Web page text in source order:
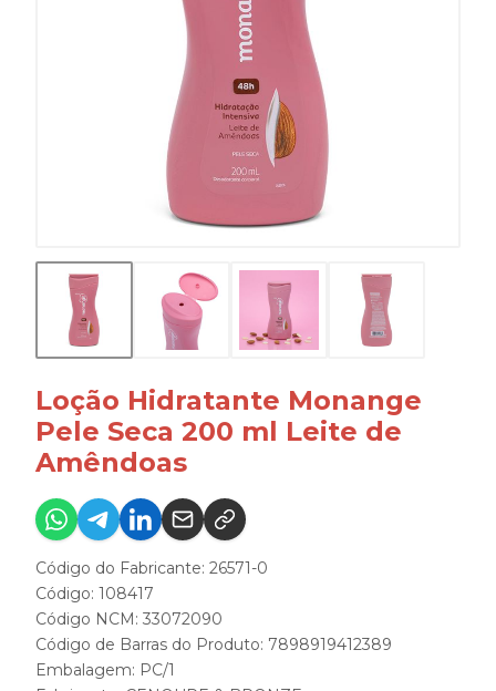
Loção Hidratante Monange
Pele Seca 200 ml Leite de
Amêndoas
Código do Fabricante: 26571-0
Código: 108417
Código NCM: 33072090
Código de Barras do Produto: 7898919412389
Embalagem: PC/1